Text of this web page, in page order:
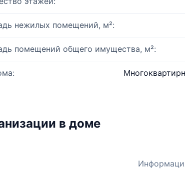
нежилых помещений, м²:
помещений общего имущества, м²:
в доме